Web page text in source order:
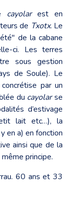
cayolarest en
de Txotx. Le
de la cabane
ci. Les terres
sous gestion
de Soule). Le
par un
du cayolarse
d’estivage
lait etc…), la
en a) en fonction
ainsi que de la
principe.
60 ans et 33